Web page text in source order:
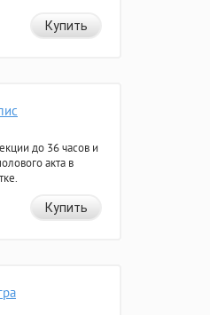
Купить
до 36 часов и
акта в
Купить